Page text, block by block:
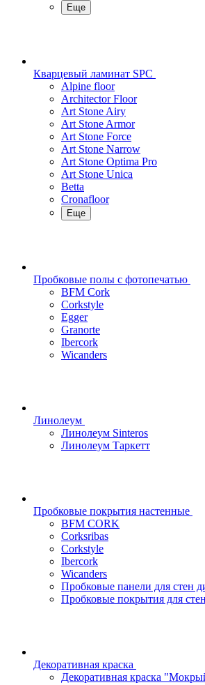
Еще
Кварцевый ламинат SPC
Alpine floor
Architector Floor
Art Stone Airy
Art Stone Armor
Art Stone Force
Art Stone Narrow
Art Stone Optima Pro
Art Stone Unica
Betta
Cronafloor
Еще
Пробковые полы с фотопечатью
BFM Cork
Corkstyle
Egger
Granorte
Ibercork
Wicanders
Линолеум
Линолеум Sinteros
Линолеум Таркетт
Пробковые покрытия настенные
BFM CORK
Corksribas
Corkstyle
Ibercork
Wicanders
Пробковые панели для стен
Пробковые покрытия для
Декоративная краска
Декоративная краска